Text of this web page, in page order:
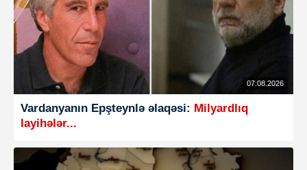
07.08.2026
Vardanyanın Epşteynlə əlaqəsi: Milyardlıq
layihələr...